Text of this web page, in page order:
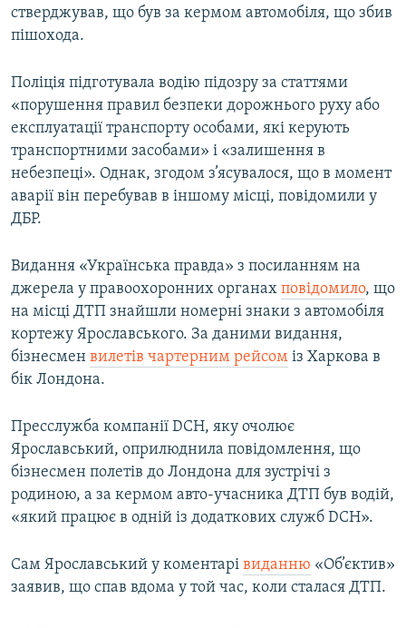
стверджував, що був за кермом автомобіля, що збив
пішохода.
Поліція підготувала водію підозру за статтями
«порушення правил безпеки дорожнього руху або
експлуатації транспорту особами, які керують
транспортними засобами» і «залишення в
небезпеці». Однак, згодом з’ясувалося, що в момент
аварії він перебував в іншому місці, повідомили у
ДБР.
Видання «Українська правда» з посиланням на
джерела у правоохоронних органах повідомило, що
на місці ДТП знайшли номерні знаки з автомобіля
кортежу Ярославського. За даними видання,
бізнесмен вилетів чартерним рейсом із Харкова в
бік Лондона.
Пресслужба компанії DCH, яку очолює
Ярославський, оприлюднила повідомлення, що
бізнесмен полетів до Лондона для зустрічі з
родиною, а за кермом авто-учасника ДТП був водій,
«який працює в одній із додаткових служб DCH».
Сам Ярославський у коментарі виданню «Об’єктив»
заявив, що спав вдома у той час, коли сталася ДТП.